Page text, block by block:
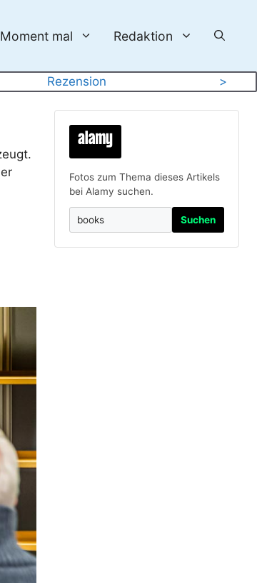
Moment mal Redaktion
Rezension >
Fotos zum Thema dieses Artikels
bei Alamy suchen.
Suchen